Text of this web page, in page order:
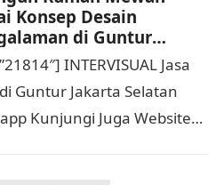
Konsep Desain
di Guntur
Hubungi 0811
INTERVISUAL Jasa
Guntur Jakarta Selatan
Kunjungi Juga Website